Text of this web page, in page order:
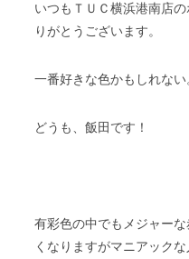
いつもＴＵＣ横浜港南店
りがとうございます。
一番好きな色かもしれない
どうも、飯田です！
有彩色の中でもメジャー
くなりますがマニアック